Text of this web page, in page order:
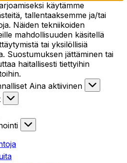
käytämme
tallentaaksemme ja/tai
Näiden tekniikoiden
mahdollisuuden käsitellä
tai yksilöllisiä
Suostumuksen jättäminen tai
haitallisesti tiettyihin
Aina aktiivinen